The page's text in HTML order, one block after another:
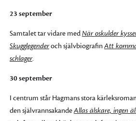
23 september
Samtalet tar vidare medNär oskulder kysse
Skugglegenderoch självbiografinAtt
schlager.
30 september
I centrum står Hagmans stora
den självrannsakandeAllas älskare, ingen